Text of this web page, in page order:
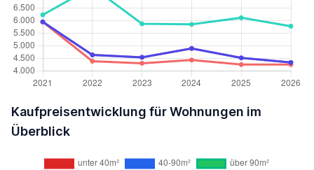
Kaufpreisentwicklung für Wohnungen im
Überblick